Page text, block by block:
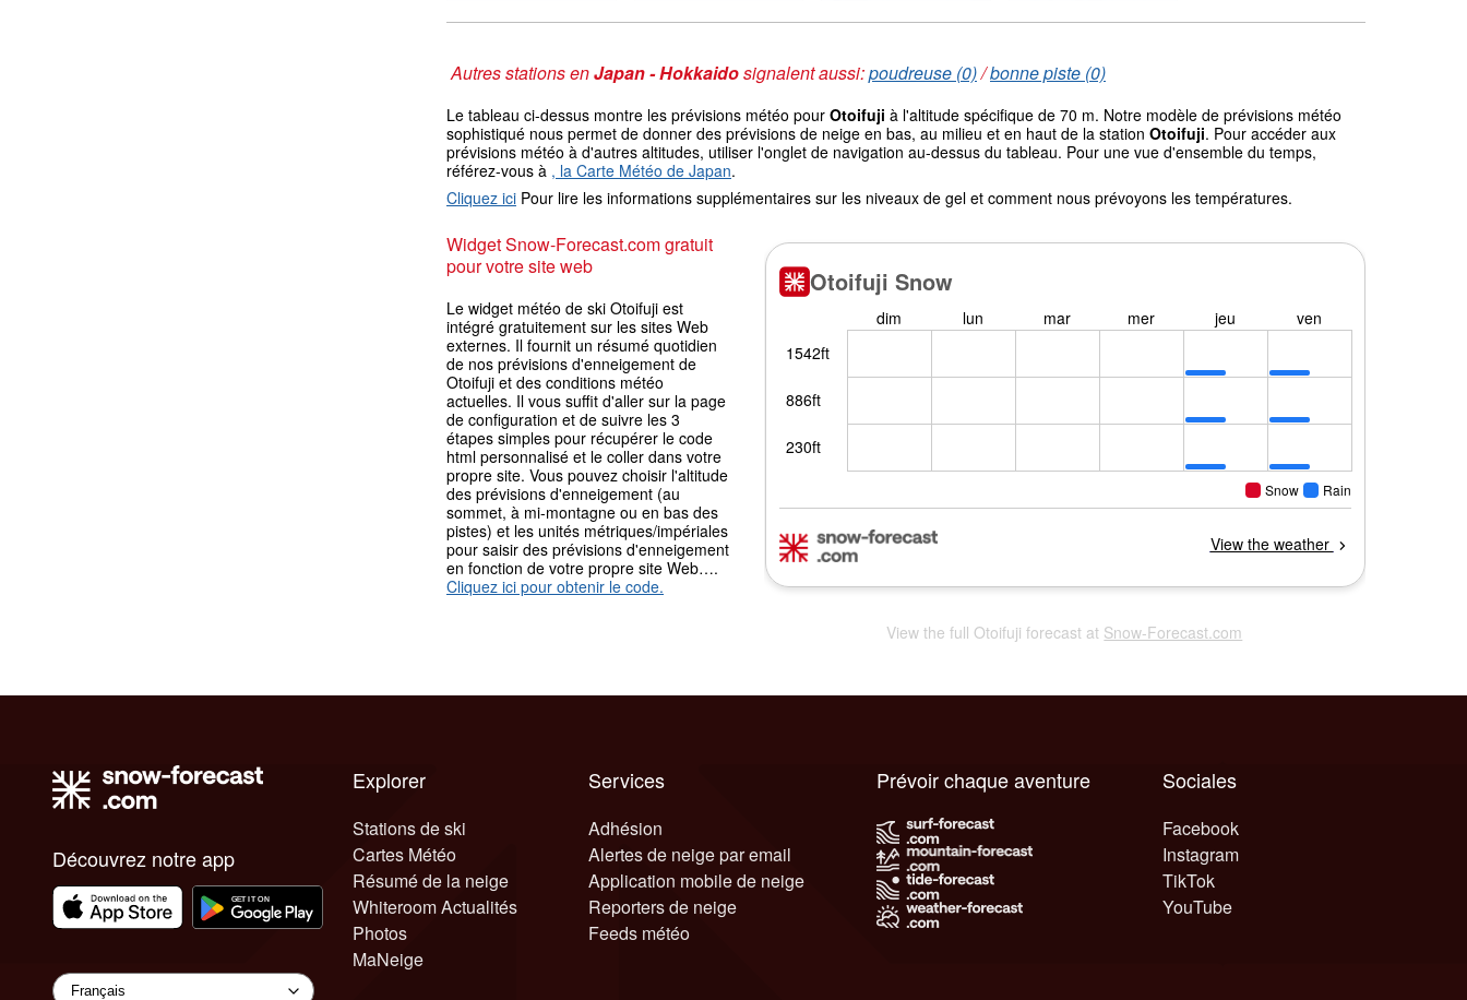
Autres stations enJapan - Hokkaidosignalent aussi:poudreuse (0)/bonne piste (0)
Le tableau ci-dessus montre les prévisions météo pour Otoifuji à l'altitude spécifique de 70 m. Notre modèle de prévisions météo
sophistiqué nous permet de donner des prévisions de neige en bas, au milieu et en haut de la station Otoifuji. Pour accéder aux
prévisions météo à d'autres altitudes, utiliser l'onglet de navigation au-dessus du tableau. Pour une vue d'ensemble du temps,
référez-vous à , la Carte Météo de Japan.
Cliquez ici Pour lire les informations supplémentaires sur les niveaux de gel et comment nous prévoyons les températures.
Widget Snow-Forecast.com gratuit
pour votre site web
Le widget météo de ski Otoifuji est
intégré gratuitement sur les sites Web
externes. Il fournit un résumé quotidien
de nos prévisions d'enneigement de
Otoifuji et des conditions météo
actuelles. Il vous suffit d'aller sur la page
de configuration et de suivre les 3
étapes simples pour récupérer le code
html personnalisé et le coller dans votre
propre site. Vous pouvez choisir l'altitude
des prévisions d'enneigement (au
sommet, à mi-montagne ou en bas des
pistes) et les unités métriques/impériales
pour saisir des prévisions d'enneigement
en fonction de votre propre site Web….
Cliquez ici pour obtenir le code.
View the full Otoifuji forecast at Snow-Forecast.com
Découvrez notre app
Explorer
Stations de ski
Cartes Météo
Résumé de la neige
Whiteroom Actualités
Photos
MaNeige
Services
Adhésion
Alertes de neige par email
Application mobile de neige
Reporters de neige
Feeds météo
Sociales
Facebook
Instagram
TikTok
YouTube
Prévoir chaque aventure